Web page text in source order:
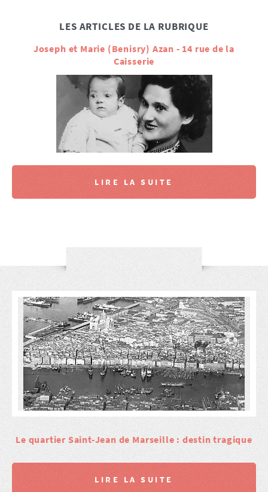
LES ARTICLES DE LA RUBRIQUE
Joseph et Marie (Benisry) Azan - 14 rue de la
Caisserie
LIRE LA SUITE
Le quartier Saint-Jean de Marseille : destin tragique
LIRE LA SUITE